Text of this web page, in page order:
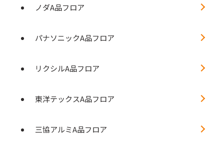
ノダA品フロア
パナソニックA品フロア
リクシルA品フロア
東洋テックスA品フロア
三協アルミA品フロア